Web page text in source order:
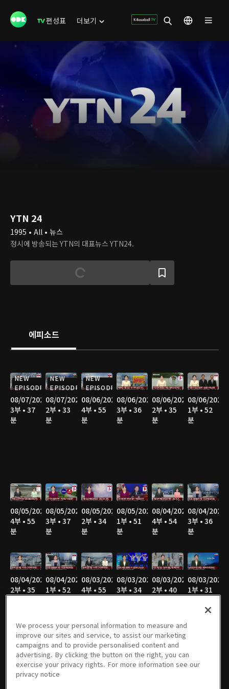
편성표 더보기
YTN 24
1995 • All • 뉴스
정시에 방송되는 YTN의 대표뉴스 YTN24.
에피소드
NEW
EPISODE
08/07/2026
3부 • 37
분
NEW
EPISODE
08/07/2026
2부 • 33
분
NEW
EPISODE
08/06/2026
4부 • 55
분
08/06/2026
3부 • 36
분
08/06/2026
2부 • 35
분
08/06/2026
1부 • 52
분
08/05/2026
4부 • 55
분
08/05/2026
3부 • 37
분
08/05/2026
2부 • 34
분
08/05/2026
1부 • 51
분
08/04/2026
4부 • 54
분
08/04/2026
3부 • 36
분
08/04/2026
2부 • 35
08/04/2026
1부 • 52
08/03/2026
4부 • 55
08/03/2026
3부 • 34
08/03/2026
2부 • 40
08/03/2026
1부 • 31
08/02/2026
8부 • 21
분
08/02/2026
7부 • 47
분
08/02/2026
6부 • 34
분
08/02/2026
5부 • 49
분
08/02/2026
4부 • 47
분
3부 • 36
분
We process your personal information to measure and
improve our sites and service, to assist our marketing
campaigns and to provide personalised content and
advertising. By clicking the button on the right, you can
exercise your privacy rights. For more information see our
privacy notice